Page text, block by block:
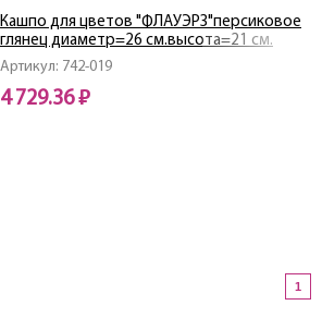
Артикул: 742-019
Кашпо для цветов "ФЛАУЭРЗ"персиковое
глянец диаметр=26 см.высота=21 см.
4 729.36 ₽
1